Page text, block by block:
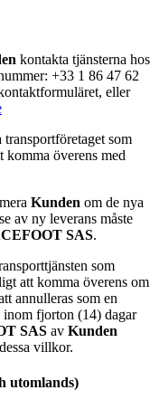
kontakta tjänsterna hos
+33 1 86 47 62
eller
som
komma överens med
Kunden om de nya
av ny leverans måste
SAS.
som
att komma överens om
annulleras som en
inom fjorton (14) dagar
SAS av Kunden
villkor.
utomlands)